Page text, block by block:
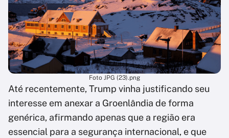
Foto JPG (23).png
Até recentemente, Trump vinha justificando seu
interesse em anexar a Groenlândia de forma
genérica, afirmando apenas que a região era
essencial para a segurança internacional, e que